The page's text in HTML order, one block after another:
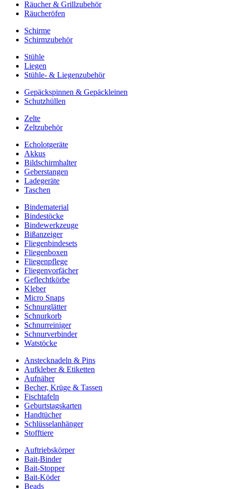
Räucher & Grillzubehör
Räucheröfen
Schirme
Schirmzubehör
Stühle
Liegen
Stühle- & Liegenzubehör
Gepäckspinnen & Gepäckleinen
Schutzhüllen
Zelte
Zeltzubehör
Echolotgeräte
Akkus
Bildschirmhalter
Geberstangen
Ladegeräte
Taschen
Bindematerial
Bindestöcke
Bindewerkzeuge
Bißanzeiger
Fliegenbindesets
Fliegenboxen
Fliegenpflege
Fliegenvorfächer
Geflechtkörbe
Kleber
Micro Snaps
Schnurglätter
Schnurkorb
Schnurreiniger
Schnurverbinder
Watstöcke
Anstecknadeln & Pins
Aufkleber & Etiketten
Aufnäher
Becher, Krüge & Tassen
Fischtafeln
Geburtstagskarten
Handtücher
Schlüsselanhänger
Stofftiere
Auftriebskörper
Bait-Binder
Bait-Stopper
Bait-Köder
Beads